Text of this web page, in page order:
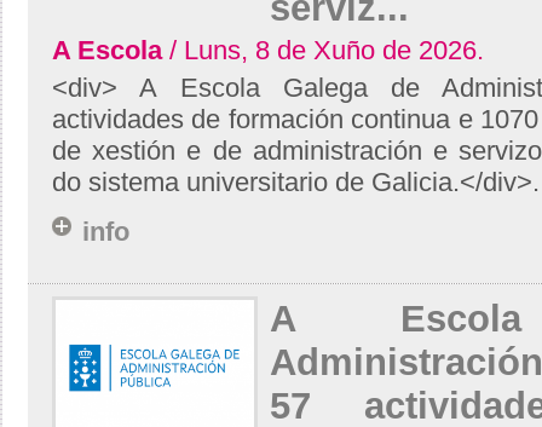
A Escola/ Luns, 8 de Xuño de 2026.
<div> A Escola Galega de
actividades de formación continua e
de xestión e de administración e
do sistema universitario de Galicia.</
info
A
57